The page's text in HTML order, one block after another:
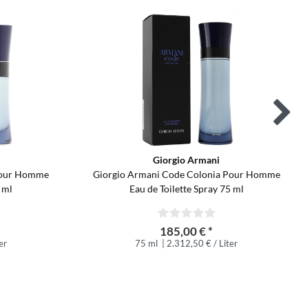
Homme
ml
Giorgio Armani
Giorgio Armani Code Colonia Pour Homme
Eau de Toilette Spray 75 ml
185,00 € *
75 ml | 2.312,50 € / Liter